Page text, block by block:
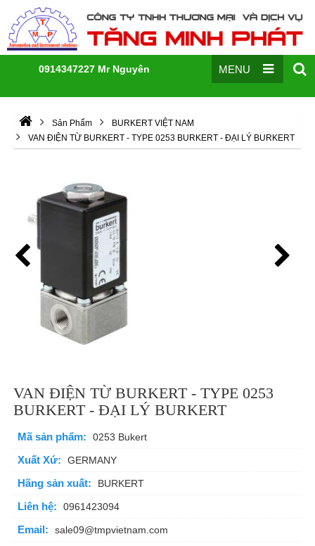
0914347227 Mr Nguyên MENU
Sản Phẩm
BURKERT VIỆT NAM
VAN ĐIỆN TỪ BURKERT - TYPE 0253 BURKERT - ĐẠI LÝ BURKERT
VAN ĐIỆN TỪ BURKERT - TYPE 0253
BURKERT - ĐẠI LÝ BURKERT
Mã sản phẩm: 0253 Bukert
Xuất Xứ: GERMANY
Hãng sản xuất: BURKERT
Liên hệ: 0961423094
Email: sale09@tmpvietnam.com